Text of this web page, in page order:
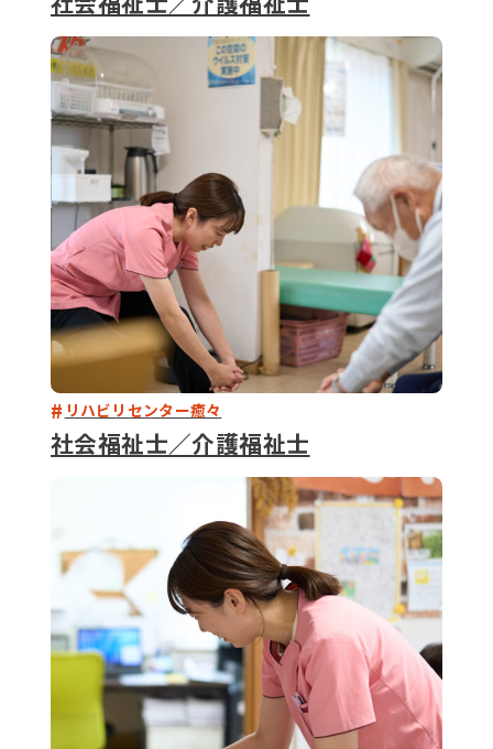
リハビリセンター癒々
社会福祉士／介護福祉士